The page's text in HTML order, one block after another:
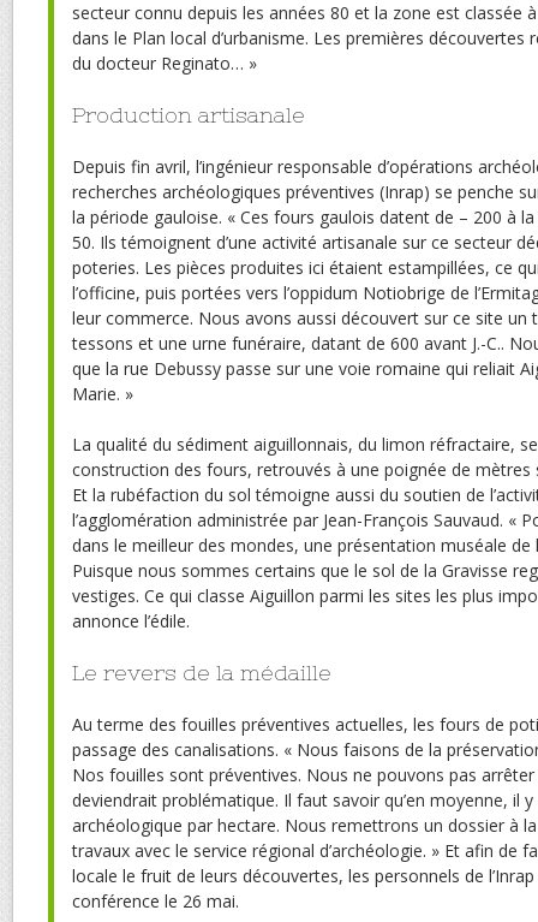
secteur connu depuis les années 80 et la zone est classée
dans le Plan local d’urbanisme. Les premières
du docteur Reginato… »
Production artisanale
Depuis fin avril, l’ingénieur responsable d’opérations
recherches archéologiques préventives (Inrap) se penche
la période gauloise. « Ces fours gaulois datent de – 200 à
50. Ils témoignent d’une activité artisanale sur ce secteur
poteries. Les pièces produites ici étaient estampillées, ce
l’officine, puis portées vers l’oppidum Notiobrige de
leur commerce. Nous avons aussi découvert sur ce site un
tessons et une urne funéraire, datant de 600 avant J.-C..
que la rue Debussy passe sur une voie romaine qui reliait
Marie. »
La qualité du sédiment aiguillonnais, du limon réfractaire,
construction des fours, retrouvés à une poignée de mètres
Et la rubéfaction du sol témoigne aussi du soutien de
l’agglomération administrée par Jean-François Sauvaud. «
dans le meilleur des mondes, une présentation muséale de
Puisque nous sommes certains que le sol de la Gravisse
vestiges. Ce qui classe Aiguillon parmi les sites les plus
annonce l’édile.
Le revers de la médaille
Au terme des fouilles préventives actuelles, les fours de
passage des canalisations. « Nous faisons de la
Nos fouilles sont préventives. Nous ne pouvons pas arrêter
deviendrait problématique. Il faut savoir qu’en moyenne, il
archéologique par hectare. Nous remettrons un dossier à
travaux avec le service régional d’archéologie. » Et afin de
locale le fruit de leurs découvertes, les personnels de
conférence le 26 mai.